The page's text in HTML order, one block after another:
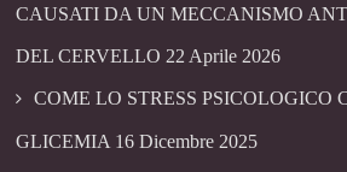
CAUSATI DA UN MECCANISMO
DEL CERVELLO 22 Aprile 2026
COME LO STRESS PSICOLOGICO
GLICEMIA 16 Dicembre 2025